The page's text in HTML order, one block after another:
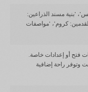
'بنية مسند الذراعين:
كروم'، 'مواصفات
فتح أو إعدادات خاصة.
وتوفر راحة إضافية